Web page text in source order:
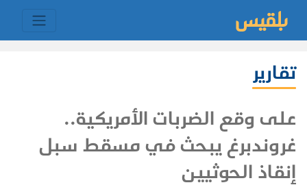
تقارير
على وقع الضربات الأمريكية..
غروندبرغ يبحث في مسقط سبل
إنقاذ الحوثيين